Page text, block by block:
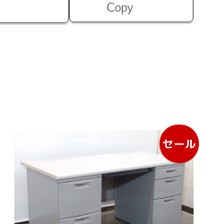
Copy
セール